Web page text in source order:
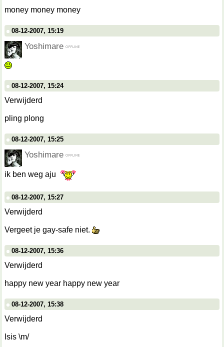
money money money
08-12-2007, 15:19
Yoshimare
08-12-2007, 15:24
Verwijderd
pling plong
08-12-2007, 15:25
Yoshimare
ik ben weg aju
08-12-2007, 15:27
Verwijderd
Vergeet je gay-safe niet.
08-12-2007, 15:36
Verwijderd
happy new year happy new year
08-12-2007, 15:38
Verwijderd
Isis \m/